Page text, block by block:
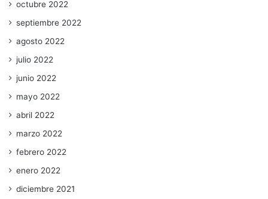
octubre 2022
septiembre 2022
agosto 2022
julio 2022
junio 2022
mayo 2022
abril 2022
marzo 2022
febrero 2022
enero 2022
diciembre 2021